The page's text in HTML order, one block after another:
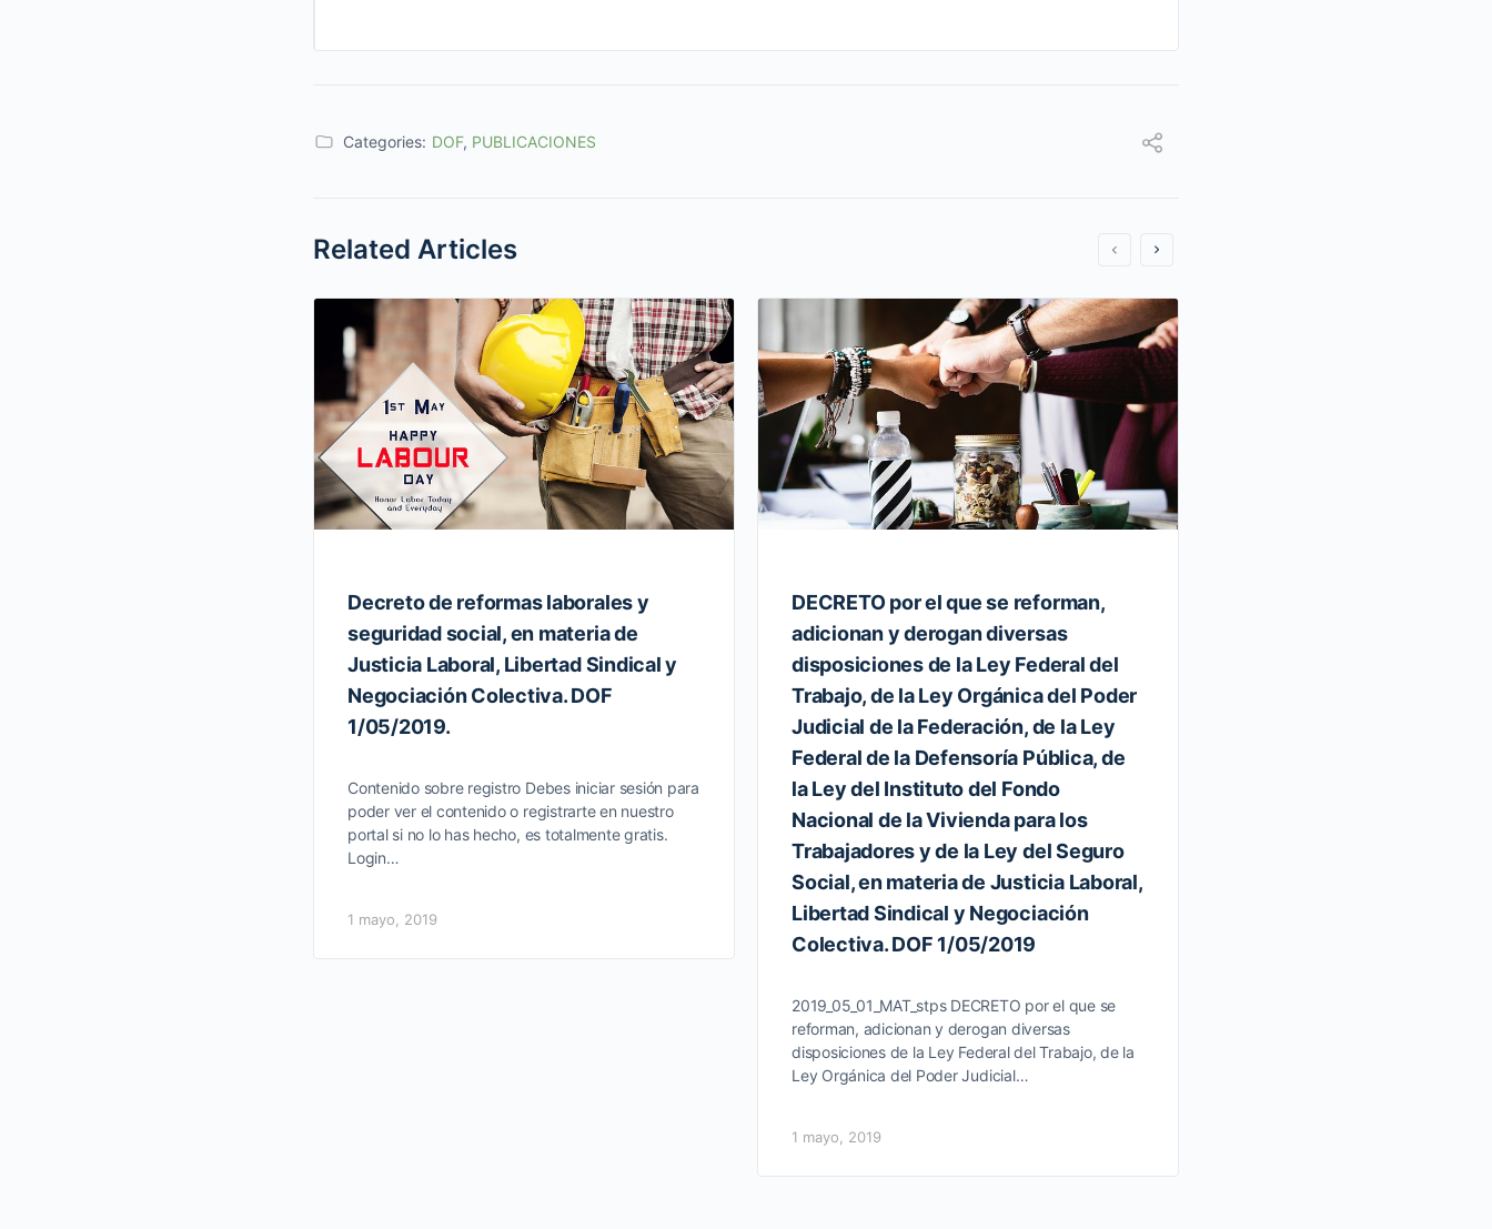
Categories: DOF, PUBLICACIONES
Related Articles
Decreto de reformas laborales y
seguridad social, en materia de
Justicia Laboral, Libertad Sindical y
Negociación Colectiva. DOF
1/05/2019.
Contenido sobre registro Debes iniciar sesión para
poder ver el contenido o registrarte en nuestro
portal si no lo has hecho, es totalmente gratis.
Login…
1 mayo, 2019
DECRETO por el que se reforman,
adicionan y derogan diversas
disposiciones de la Ley Federal del
Trabajo, de la Ley Orgánica del Poder
Judicial de la Federación, de la Ley
Federal de la Defensoría Pública, de
la Ley del Instituto del Fondo
Nacional de la Vivienda para los
Trabajadores y de la Ley del Seguro
Social, en materia de Justicia Laboral,
Libertad Sindical y Negociación
Colectiva. DOF 1/05/2019
2019_05_01_MAT_stps DECRETO por el que se
reforman, adicionan y derogan diversas
disposiciones de la Ley Federal del Trabajo, de la
Ley Orgánica del Poder Judicial…
1 mayo, 2019